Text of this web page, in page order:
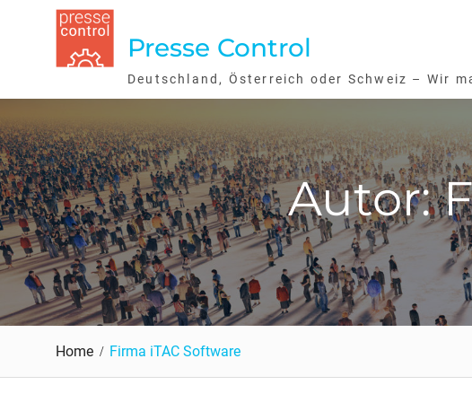
Presse Control
Deutschland, Österreich oder Schweiz – Wir
Autor:
Home Firma iTAC Software